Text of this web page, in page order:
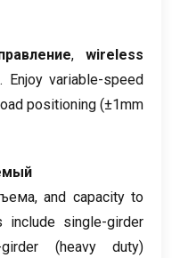
, wireless
. Enjoy variable-speed
positioning (±1mm
and capacity to
include single-girder
(heavy duty)